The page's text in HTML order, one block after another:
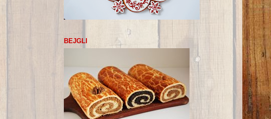
BEJGLI